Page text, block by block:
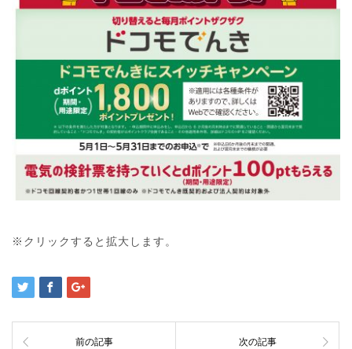
※クリックすると拡大します。
前の記事 次の記事